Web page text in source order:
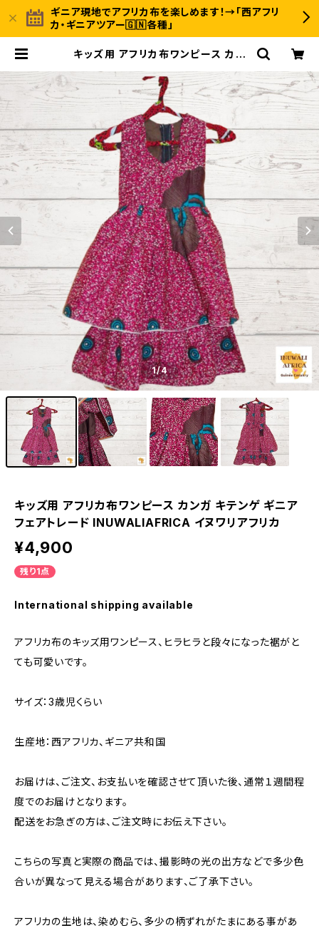
ギニア現地でアフリカ布を楽しめます！→「西アフリ
カ・ギニアツアー🇬🇳各種」
キッズ用 アフリカ布ワンピース カン
UWALIAFRICA イヌワリアフリカ |
〈INUWALI AFRICA イヌワリアフリ
カ〉ギニア発のアフリカ布ファッション
＆ジャンベのオンラインストア
1/4
キッズ用 アフリカ布ワンピース カンガ キテンゲ ギニア
フェアトレード INUWALIAFRICA イヌワリアフリカ
¥4,900
残り1点
International shipping available
アフリカ布のキッズ用ワンピース、ヒラヒラと段々になった裾がと
ても可愛いです。
サイズ：3歳児くらい
生産地：西アフリカ、ギニア共和国
お届けは、ご注文、お支払いを確認させて頂いた後、通常１週間程
度でのお届けとなります。
配送をお急ぎの方は、ご注文時にお伝え下さい。
こちらの写真と実際の商品では、撮影時の光の出方などで多少色
合いが異なって見える場合があります、ご了承下さい。
アフリカの生地は、染めむら、多少の柄ずれがたまにある事があ